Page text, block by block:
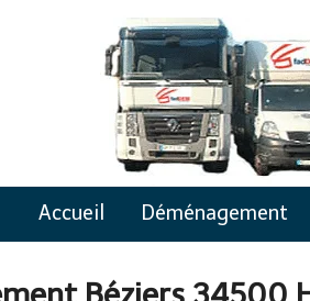
Accueil Déménagement